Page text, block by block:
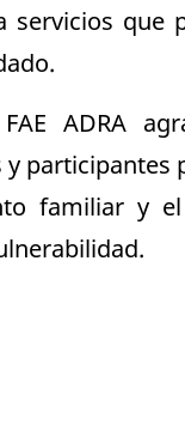
servicios que
ADRA
y
familiar y